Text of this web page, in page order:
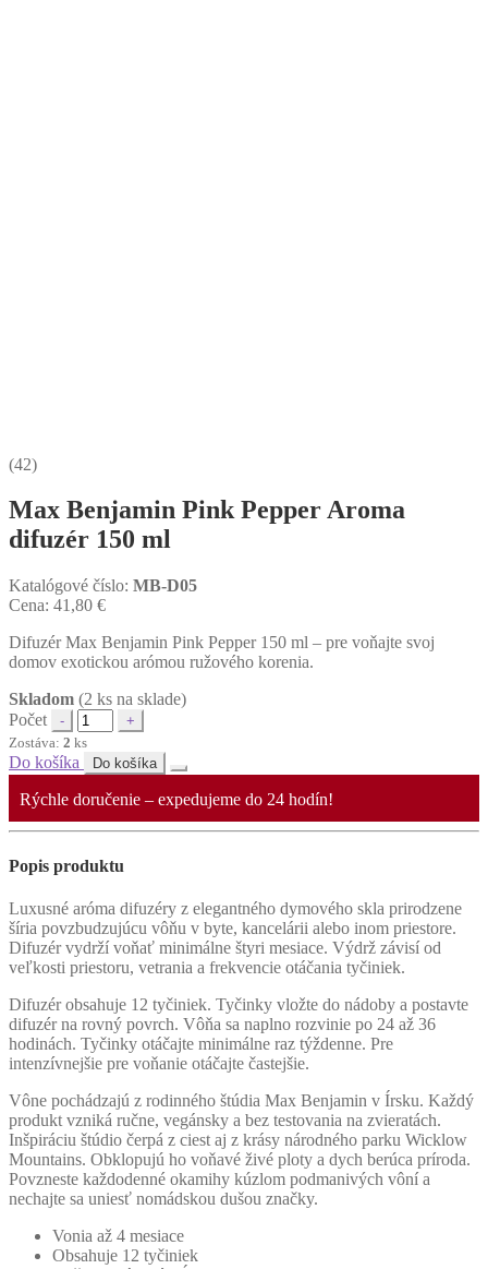
(42)
Max Benjamin Pink Pepper Aroma
difuzér 150 ml
Katalógové číslo: MB-D05
Cena: 41,80 €
Difuzér Max Benjamin Pink Pepper 150 ml – pre voňajte svoj
domov exotickou arómou ružového korenia.
Skladom (2 ks na sklade)
Počet
Zostáva: 2 ks
Do košíka Do košíka
Rýchle doručenie – expedujeme do 24 hodín!
Popis produktu
Luxusné aróma difuzéry z elegantného dymového skla prirodzene
šíria povzbudzujúcu vôňu v byte, kancelárii alebo inom priestore.
Difuzér vydrží voňať minimálne štyri mesiace. Výdrž závisí od
veľkosti priestoru, vetrania a frekvencie otáčania tyčiniek.
Difuzér obsahuje 12 tyčiniek. Tyčinky vložte do nádoby a postavte
difuzér na rovný povrch. Vôňa sa naplno rozvinie po 24 až 36
hodinách. Tyčinky otáčajte minimálne raz týždenne. Pre
intenzívnejšie pre voňanie otáčajte častejšie.
Vône pochádzajú z rodinného štúdia Max Benjamin v Írsku. Každý
produkt vzniká ručne, vegánsky a bez testovania na zvieratách.
Inšpiráciu štúdio čerpá z ciest aj z krásy národného parku Wicklow
Mountains. Obklopujú ho voňavé živé ploty a dych berúca príroda.
Povzneste každodenné okamihy kúzlom podmanivých vôní a
nechajte sa uniesť nomádskou dušou značky.
Vonia až 4 mesiace
Obsahuje 12 tyčiniek